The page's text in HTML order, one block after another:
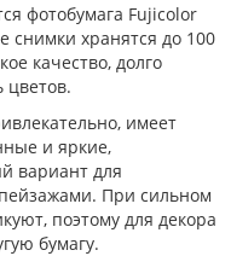
фотобумага Fujicolor
снимки хранятся до 100
качество, долго
цветов.
имеет
и яркие,
вариант для
При сильном
поэтому для декора
бумагу.